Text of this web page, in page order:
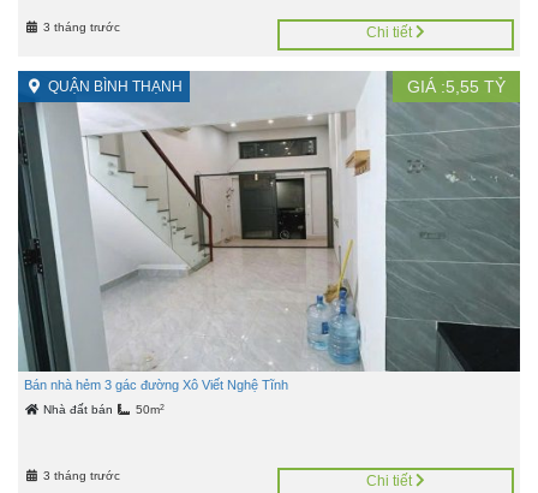
3 tháng trước Chi tiết
QUẬN BÌNH THẠNH GIÁ :5,55 TỶ
Bán nhà hẻm 3 gác đường Xô Viết Nghệ Tĩnh
Nhà đất bán 50m2
3 tháng trước Chi tiết